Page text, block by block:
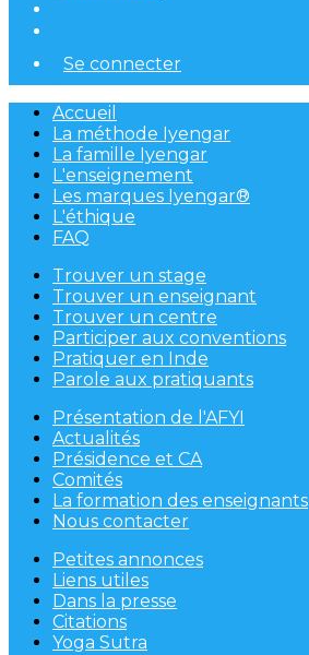
Se connecter
Accueil
La méthode Iyengar
La famille Iyengar
L'enseignement
Les marques Iyengar®
L'éthique
FAQ
Trouver un stage
Trouver un enseignant
Trouver un centre
Participer aux conventions
Pratiquer en Inde
Parole aux pratiquants
Présentation de l'AFYI
Actualités
Présidence et CA
Comités
La formation des enseignants
Nous contacter
Petites annonces
Liens utiles
Dans la presse
Citations
Yoga Sutra